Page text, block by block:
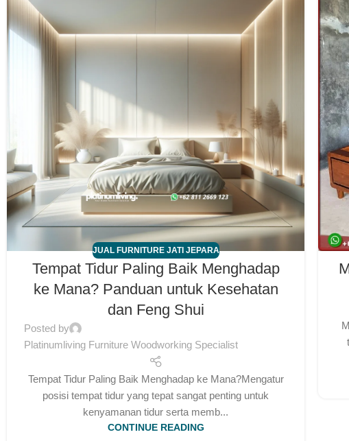
JUAL FURNITURE JATI JEPARA
Tempat Tidur Paling Baik Menghadap
ke Mana? Panduan untuk Kesehatan
dan Feng Shui
Posted by
Platinumliving Furniture Woodworking Specialist
Tempat Tidur Paling Baik Menghadap ke Mana?Mengatur
posisi tempat tidur yang tepat sangat penting untuk
kenyamanan tidur serta memb...
CONTINUE READING